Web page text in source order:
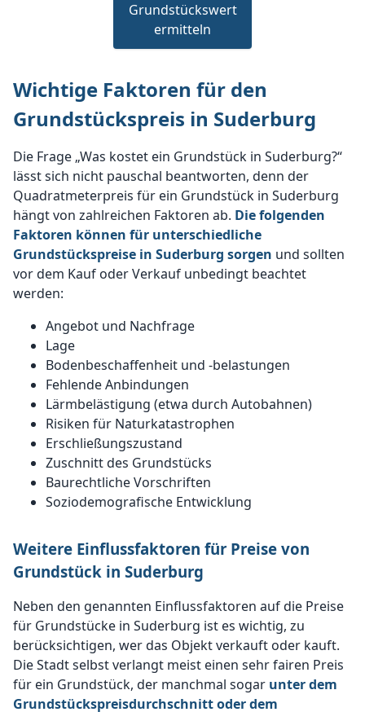
Grundstückswert
ermitteln
Wichtige Faktoren für den
Grundstückspreis in Suderburg
Die Frage „Was kostet ein Grundstück in Suderburg?“
lässt sich nicht pauschal beantworten, denn der
Quadratmeterpreis für ein Grundstück in Suderburg
hängt von zahlreichen Faktoren ab. Die folgenden
Faktoren können für unterschiedliche
Grundstückspreise in Suderburg sorgen und sollten
vor dem Kauf oder Verkauf unbedingt beachtet
werden:
Angebot und Nachfrage
Lage
Bodenbeschaffenheit und -belastungen
Fehlende Anbindungen
Lärmbelästigung (etwa durch Autobahnen)
Risiken für Naturkatastrophen
Erschließungszustand
Zuschnitt des Grundstücks
Baurechtliche Vorschriften
Soziodemografische Entwicklung
Weitere Einflussfaktoren für Preise von
Grundstück in Suderburg
Neben den genannten Einflussfaktoren auf die Preise
für Grundstücke in Suderburg ist es wichtig, zu
berücksichtigen, wer das Objekt verkauft oder kauft.
Die Stadt selbst verlangt meist einen sehr fairen Preis
für ein Grundstück, der manchmal sogar unter dem
Grundstückspreisdurchschnitt oder dem